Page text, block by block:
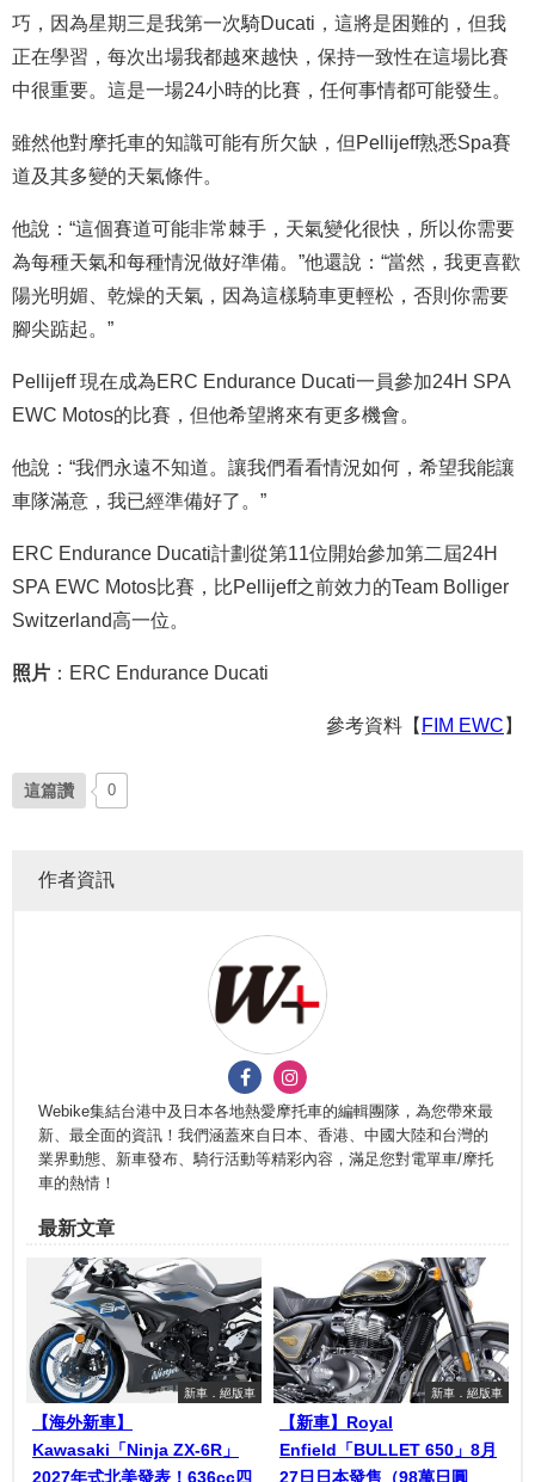
巧，因為星期三是我第一次騎Ducati， 這將是困難的，但我
正在學習，每次出場我都越來越快，保持一致性在這場比賽
中很重要。這是一場24小時的比賽，任何事情都可能發生。
雖然他對摩托車的知識可能有所欠缺，但Pellijeff熟悉Spa賽
道及其多變的天氣條件。
他說：“這個賽道可能非常棘手，天氣變化很快，所以你需要
為每種天氣和每種情況做好準備。”他還說：“當然，我更喜歡
陽光明媚、乾燥的天氣，因為這樣騎車更輕松，否則你需要
腳尖踮起。”
Pellijeff 現在成為ERC Endurance Ducati一員參加24H SPA
EWC Motos的比賽，但他希望將來有更多機會。
他說：“我們永遠不知道。讓我們看看情況如何，希望我能讓
車隊滿意，我已經準備好了。”
ERC Endurance Ducati計劃從第11位開始參加第二屆24H
SPA EWC Motos比賽，比Pellijeff之前效力的Team Bolliger
Switzerland高一位。
照片 ：ERC Endurance Ducati
參考資料【 FIM EWC 】
這篇讚 0
作者資訊
Webike集結台港中及日本各地熱愛摩托車的編輯團隊，為您帶來最
新、最全面的資訊！我們涵蓋來自日本、香港、中國大陸和台灣的
業界動態、新車發布、騎行活動等精彩內容，滿足您對電單車/摩托
車的熱情！
最新文章
新車．絕版車
【海外新車】
Kawasaki「Ninja ZX-6R」
2027年式北美發表！636cc四
新車．絕版車
【新車】Royal
Enfield「BULLET 650」8月
27日日本發售（98萬日圓